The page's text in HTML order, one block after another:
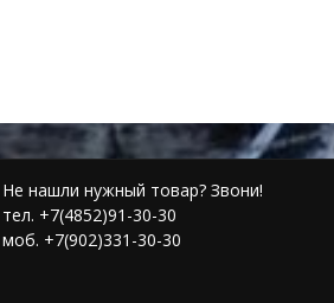
Не нашли нужный товар? Звони!
тел. +7(4852)91-30-30
моб. +7(902)331-30-30